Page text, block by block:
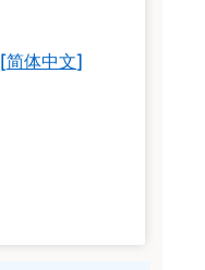
[简体中文]